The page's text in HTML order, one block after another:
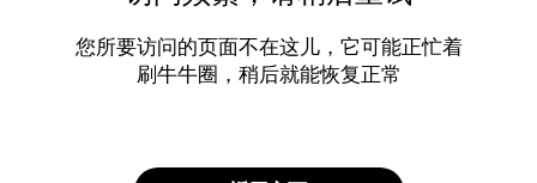
您所要访问的页面不在这儿，它可能正忙着
刷牛牛圈，稍后就能恢复正常